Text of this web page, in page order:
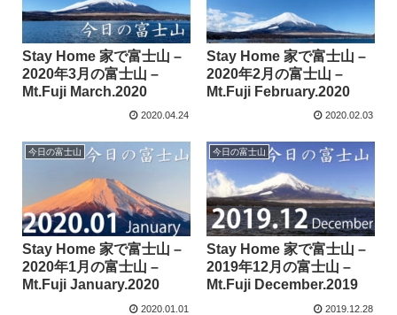
Stay Home 家で富士山 –
2020年3月の富士山 –
Mt.Fuji March.2020
2020.04.24
Stay Home 家で富士山 –
2020年2月の富士山 –
Mt.Fuji February.2020
2020.02.03
今日の富士山
Stay Home 家で富士山 –
2020年1月の富士山 –
Mt.Fuji January.2020
2020.01.01
今日の富士山
Stay Home 家で富士山 –
2019年12月の富士山 –
Mt.Fuji December.2019
2019.12.28